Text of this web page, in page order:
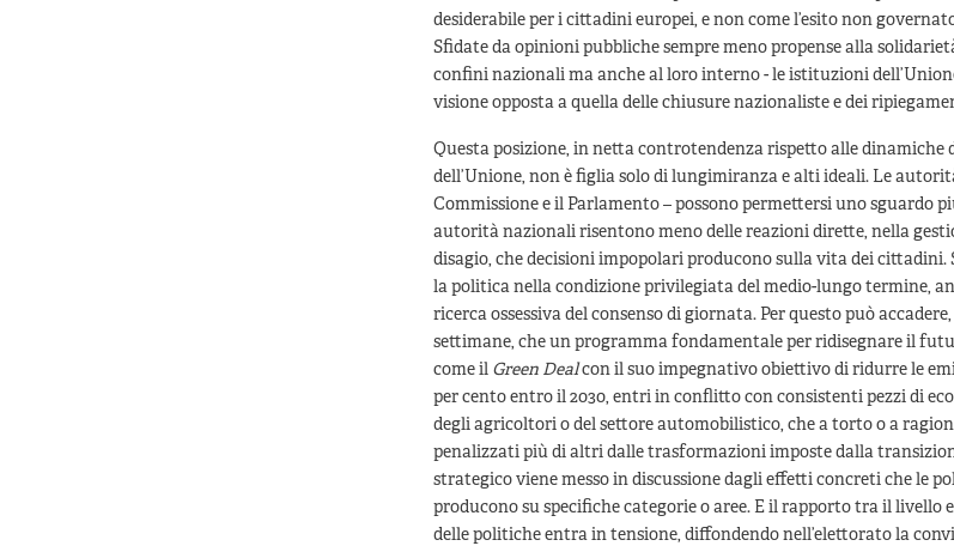
desiderabile per i cittadini europei, e non come l’esito non
Sfidate da opinioni pubbliche sempre meno propense alla
confini nazionali ma anche al loro interno - le istituzioni
visione opposta a quella delle chiusure nazionaliste e dei
Questa posizione, in netta controtendenza rispetto alle dinamiche
dell’Unione, non è figlia solo di lungimiranza e alti ideali. Le
Commissione e il Parlamento – possono permettersi uno sguardo
autorità nazionali risentono meno delle reazioni dirette, nella
disagio, che decisioni impopolari producono sulla vita dei
la politica nella condizione privilegiata del medio-lungo termine,
ricerca ossessiva del consenso di giornata. Per questo può
settimane, che un programma fondamentale per ridisegnare il
come il Green Dealcon il suo impegnativo obiettivo di ridurre le
per cento entro il 2030, entri in conflitto con consistenti pezzi di
degli agricoltori o del settore automobilistico, che a torto o a
penalizzati più di altri dalle trasformazioni imposte dalla
strategico viene messo in discussione dagli effetti concreti che le
producono su specifiche categorie o aree. E il rapporto tra il livello
delle politiche entra in tensione, diffondendo nell’elettorato la